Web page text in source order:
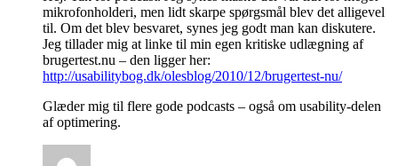
mikrofonholderi, men lidt skarpe spørgsmål blev det alligevel
til. Om det blev besvaret, synes jeg godt man kan diskutere.
Jeg tillader mig at linke til min egen kritiske udlægning af
brugertest.nu – den ligger her:
http://usabilitybog.dk/olesblog/2010/12/brugertest-nu/
Glæder mig til flere gode podcasts – også om usability-delen
af optimering.